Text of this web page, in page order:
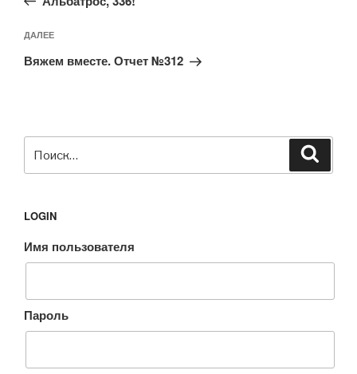
Следующая
запись
ДАЛЕЕ
Вяжем вместе. Отчет №312
LOGIN
Имя пользователя
Пароль